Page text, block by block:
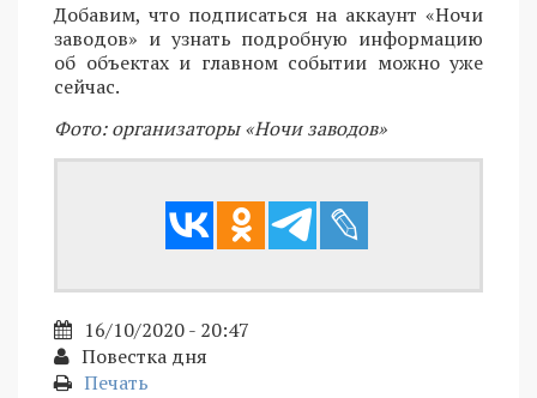
Добавим, что подписаться на аккаунт «Ночи
заводов» и узнать подробную информацию
об объектах и главном событии можно уже
сейчас.
Фото: организаторы «Ночи заводов»
16/10/2020 - 20:47
Повестка дня
Печать